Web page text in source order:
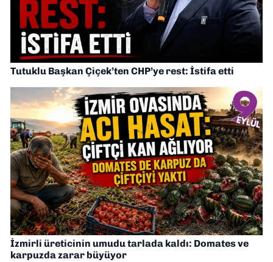
Tutuklu Başkan Çiçek’ten CHP’ye rest: İstifa etti
İzmirli üreticinin umudu tarlada kaldı: Domates ve
karpuzda zarar büyüyor